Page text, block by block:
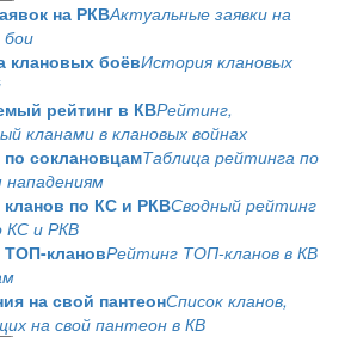
на РКВАктуальные заявки на
бои
клановых боёвИстория клановых
рейтинг в КВРейтинг,
кланами в клановых войнах
по соклановцамТаблица рейтинга по
нападениям
кланов по КС и РКВСводный рейтинг
КС и РКВ
ТОП-клановРейтинг ТОП-кланов в КВ
на свой пантеонСписок кланов,
на свой пантеон в КВ